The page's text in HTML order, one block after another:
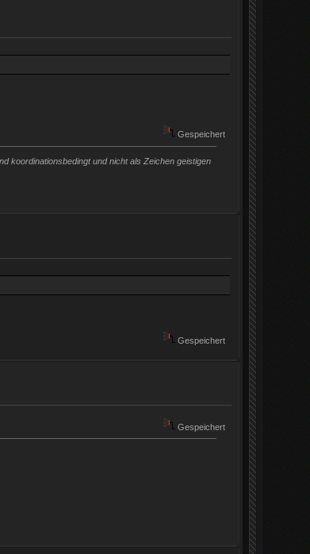
Gespeichert
koordinationsbedingt und nicht als Zeichen geistigen
Gespeichert
Gespeichert